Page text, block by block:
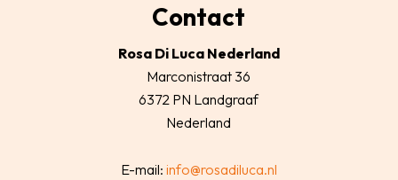
Contact
Rosa Di Luca Nederland
Marconistraat 36
6372 PN Landgraaf
Nederland
E-mail: info@rosadiluca.nl